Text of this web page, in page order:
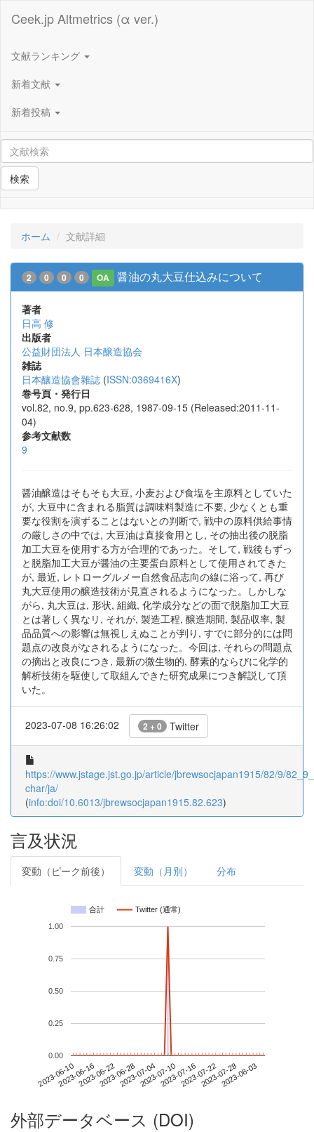
Ceek.jp Altmetrics (α ver.)
文献ランキング
新着文献
新着投稿
検索
ホーム 文献詳細
2 0 0 0 OA 醤油の丸大豆仕込みについて
著者
日高 修
出版者
公益財団法人 日本醸造協会
雑誌
日本釀造協會雜誌 (ISSN:0369416X)
巻号頁・発行日
vol.82, no.9, pp.623-628, 1987-09-15 (Released:2011-11-
04)
参考文献数
9
醤油醸造はそもそも大豆, 小麦および食塩を主原料としていた
が, 大豆中に含まれる脂質は調味料製造に不要, 少なくとも重
要な役割を演ずることはないとの判断で, 戦中の原料供給事情
の厳しさの中では, 大豆油は直接食用とし, その抽出後の脱脂
加工大豆を使用する方が合理的であった。そして, 戦後もずっ
と脱脂加工大豆が醤油の主要蛋白原料として使用されてきた
が, 最近, レトローグルメー自然食品志向の線に浴って, 再び
丸大豆使用の醸造技術が見直されるようになった。しかしな
がら, 丸大豆は, 形状, 組織, 化学成分などの面で脱脂加工大豆
とは著しく異なリ, それが, 製造工程, 醸造期間, 製品収率, 製
品品質への影響は無視しえぬことが判り, すでに部分的には問
題点の改良がなされるようになった。今回は, それらの問題点
の摘出と改良につき, 最新の微生物的, 酵素的ならびに化学的
解析技術を駆使して取組んできた研究成果につき解説して頂
いた。
2023-07-08 16:26:02 2 + 0 Twitter
https://www.jstage.jst.go.jp/article/jbrewsocjapan1915/82/9/
char/ja/
(info:doi/10.6013/jbrewsocjapan1915.82.623)
言及状況
変動（ピーク前後） 変動（月別） 分布
合計 Twitter (通常)
2023-06-102023-06-162023-06-222023-06-282023-07-042023-07-102023-07-162023-07-222023-07-282023-08-03
0.00
0.25
0.50
0.75
1.00
外部データベース (DOI)